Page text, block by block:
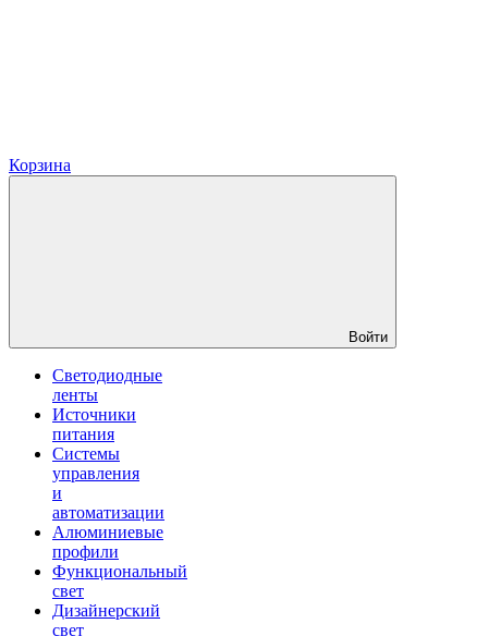
Корзина
Войти
Светодиодные
ленты
Источники
питания
Системы
управления
и
автоматизации
Алюминиевые
профили
Функциональный
свет
Дизайнерский
свет